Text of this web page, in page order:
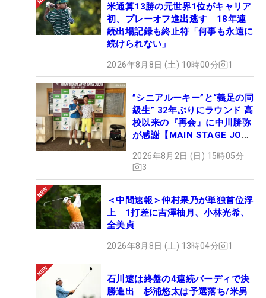
米通算13勝の元世界1位がキャリア
初、プレーオフ進出逃す 18年連
続出場記録も終止符「何事も永遠に
続けられない」
2026年8月8日 (土) 10時00分 1
”シニアルーキー”と“義足の同
級生” 32年ぶりにラウンド 高
校以来の『再会』に中川勝弥
が感謝【MAIN STAGE JOYX
2026年8月2日 (日) 15時05分
3
＜中間速報＞仲村果乃が単独首位浮
上 1打差に吉澤柚月、小林光希、
全美貞
2026年8月8日 (土) 13時04分 1
石川遼は終盤の4連続バーディで決
勝進出 杉浦悠太は予選落ち/米男